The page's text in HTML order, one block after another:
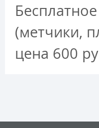
(метчики,
цена 600